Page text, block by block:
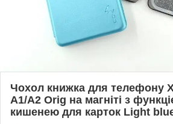
Чохол книжка для телефону
A1/A2 Orig на магніті з
кишенею для карток Light